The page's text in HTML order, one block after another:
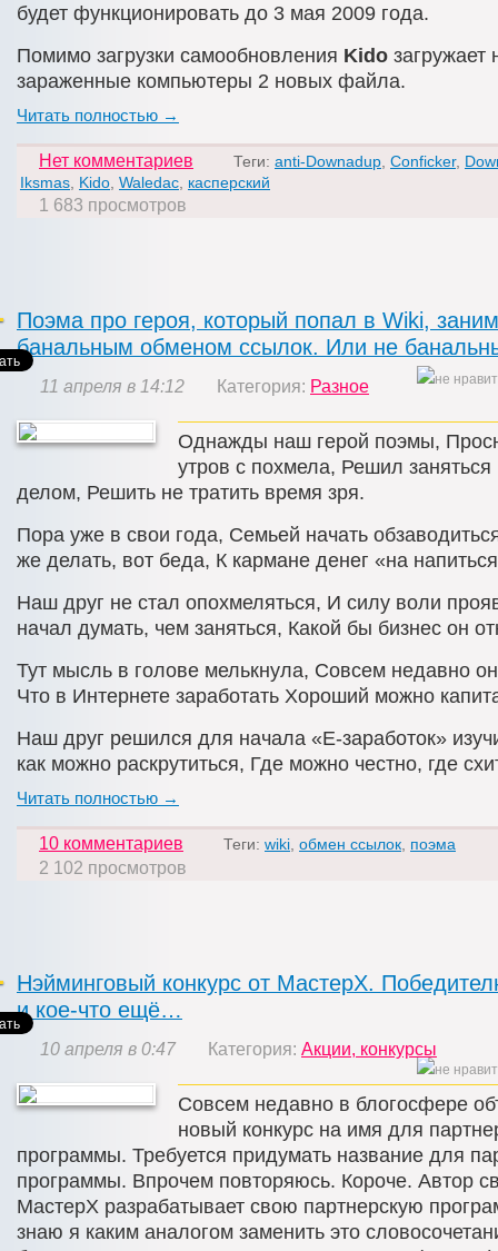
будет функционировать до 3 мая 2009 года.
Помимо загрузки самообновления Kido загружает
зараженные компьютеры 2 новых файла.
Читать полностью →
Нет комментариев Теги: anti-Downadup Conficker,
Iksmas Kido Waledac касперский
1 683 просмотров
Поэма про героя, который попал в Wiki,
банальным обменом ссылок. Или не
11 апреля в 14:12 Категория: Разное
Однажды наш герой поэмы,
утров с похмела, Решил
делом, Решить не тратить время зря.
Пора уже в свои года, Семьей начать
же делать, вот беда, К кармане денег «на
Наш друг не стал опохмеляться, И силу воли
начал думать, чем заняться, Какой бы бизнес он
Тут мысль в голове мелькнула, Совсем недавно
Что в Интернете заработать Хороший можно
Наш друг решился для начала «E-заработок»
как можно раскрутиться, Где можно честно, где
Читать полностью →
10 комментариев Теги: wiki обмен ссылок поэма
2 102 просмотров
Нэйминговый конкурс от МастерХ.
и кое-что ещё…
10 апреля в 0:47 Категория: Акции, конкурсы
Совсем недавно в блогосфере
новый конкурс на имя для
программы. Требуется придумать название для
программы. Впрочем повторяюсь. Короче. Автор
МастерХ разрабатывает свою партнерскую
знаю я каким аналогом заменить это